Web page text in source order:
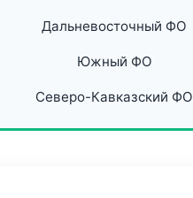
Дальневосточный ФО
Южный ФО
Северо-Кавказский ФО